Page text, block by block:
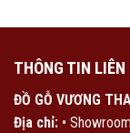
THÔNG TIN LIÊN
ĐỒ GỖ VƯƠNG
Địa chỉ: •